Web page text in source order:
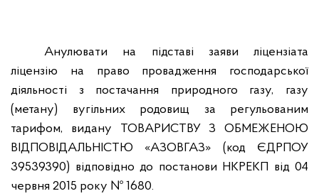
Анулювати на підставі заяви ліцензіата
ліцензію на право провадження господарської
діяльності з постачання природного газу, газу
(метану) вугільних родовищ за регульованим
тарифом, видану ТОВАРИСТВУ З ОБМЕЖЕНОЮ
ВІДПОВІДАЛЬНІСТЮ «АЗОВГАЗ» (код ЄДРПОУ
39539390) відповідно до постанови НКРЕКП від 04
червня 2015 року № 1680.